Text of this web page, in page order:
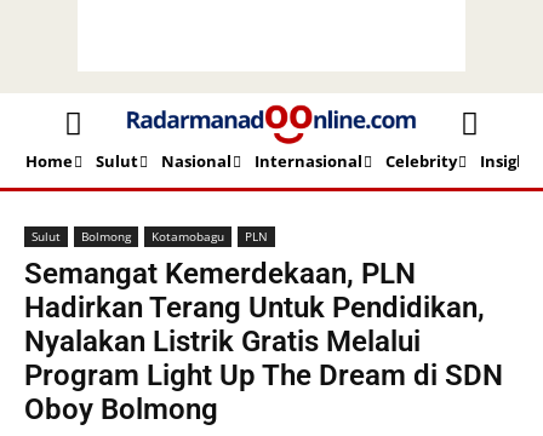
Home Sulut Nasional Internasional Celebrity Insight
Beranda Sulut Bolmong
Sulut Bolmong Kotamobagu PLN
Semangat Kemerdekaan, PLN
Hadirkan Terang Untuk Pendidikan,
Nyalakan Listrik Gratis Melalui
Program Light Up The Dream di SDN
Oboy Bolmong